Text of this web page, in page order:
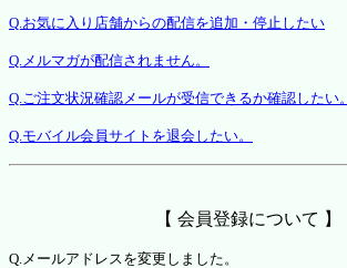
Q.お気に入り店舗からの配信を追加・停止したい
Q.メルマガが配信されません。
Q.ご注文状況確認メールが受信できるか確認したい。
Q.モバイル会員サイトを退会したい。
【 会員登録について 】
Q.メールアドレスを変更しました。